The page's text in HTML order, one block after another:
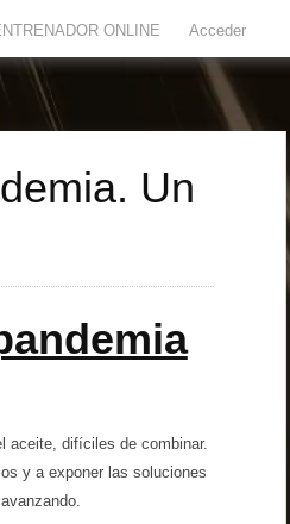
ONLINE Acceder
Un
aceite, difíciles de combinar.
y a exponer las soluciones